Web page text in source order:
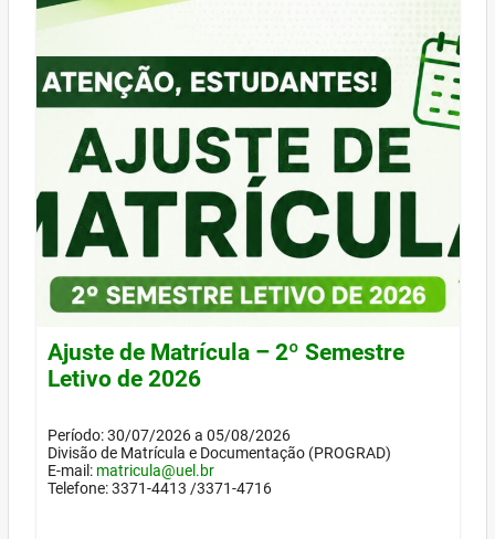
Ajuste de Matrícula – 2º Semestre
Letivo de 2026
Período: 30/07/2026 a 05/08/2026
Divisão de Matrícula e Documentação (PROGRAD)
E-mail: matricula@uel.br
Telefone: 3371-4413 /3371-4716